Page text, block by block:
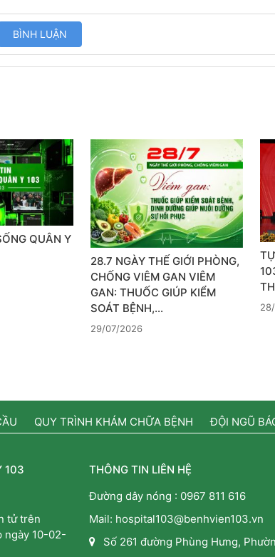
QUÂN Y
28.7 NGÀY THẾ GIỚI PHÒNG,
CHỐNG VIÊM GAN VIÊM
GAN: THUỐC GIÚP KIỂM
SOÁT BỆNH,…
29/07/2026
QUY TRÌNH KHÁM CHỮA BỆNH ĐỘI NGŨ
103
tử trên
ngày 10-02-
THÔNG TIN LIÊN HỆ
Đường dây nóng : 0967 811 616
Mail: hospital103@benhvien103.vn
Số 261 đường Phùng Hưng,